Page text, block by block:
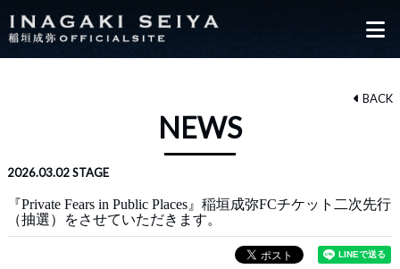
NEWS
BACK
2026.03.02STAGE
『Private Fears in Public Places』稲垣成弥FCチケット二次先行
（抽選）をさせていただきます。